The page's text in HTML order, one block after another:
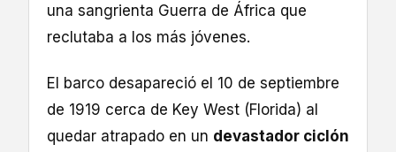
una sangrienta Guerra de África que
reclutaba a los más jóvenes.
El barco desapareció el 10 de septiembre
de 1919 cerca de Key West (Florida) al
quedar atrapado en un devastador ciclón